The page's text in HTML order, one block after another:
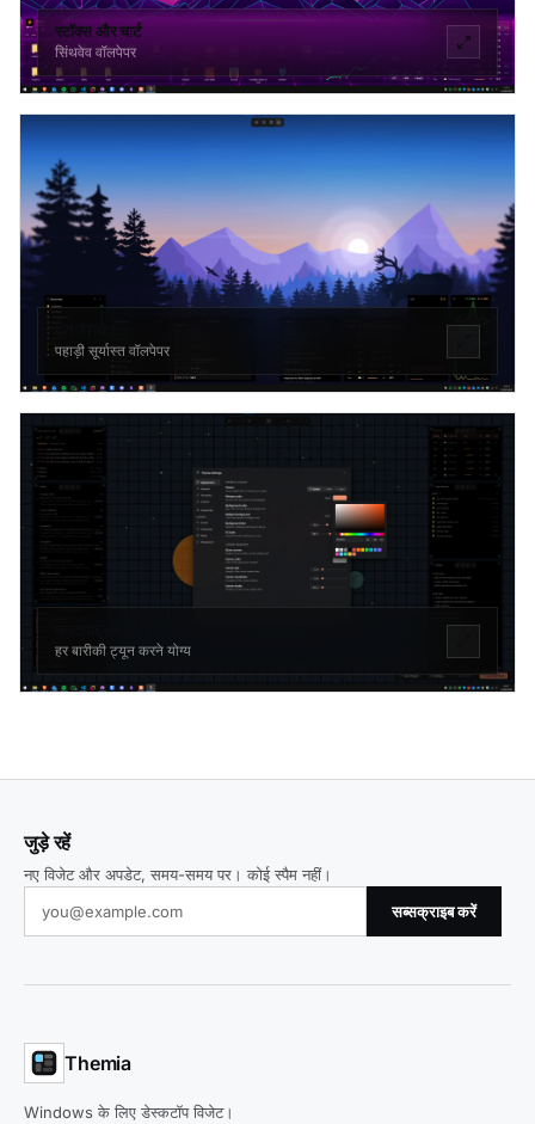
स्टॉक्स और चार्ट
सिंथवेव वॉलपेपर
पहाड़ी सूर्यास्त वॉलपेपर
हर बारीकी ट्यून करने योग्य
जुड़े रहें
नए विजेट और अपडेट, समय-समय पर। कोई स्पैम नहीं।
सब्सक्राइब करें
Themia
Windows के लिए डेस्कटॉप विजेट।